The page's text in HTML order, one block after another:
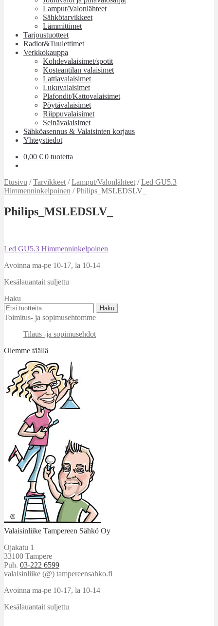
Lamput/Valonlähteet
Sähkötarvikkeet
Lämmittimet
Tarjoustuotteet
Radiot&Tuulettimet
Verkkokauppa
Kohdevalaisimet/spotit
Kosteantilan valaisimet
Lattiavalaisimet
Lukuvalaisimet
Plafondit/Kattovalaisimet
Pöytävalaisimet
Riippuvalaisimet
Seinävalaisimet
Sähköasennus & Valaisinten korjaus
Yhteystiedot
0,00 € 0 tuotetta
Etusivu /Tarvikkeet /Lamput/Valonlähteet /Led GU5.3
Himmenninkelpoinen /Philips_MSLEDSLV_
Philips_MSLEDSLV_
Artikkelien
selaus
Edellinen
Led GU5.3 Himmenninkelpoinen
Avoinna ma-pe 10-17, la 10-14
Kesälauantait suljettu
Haku
Etsi:
Haku
Toimitus- ja sopimusehtomme
Tilaus -ja sopimusehdot
Olemme täällä
Valaisinliike Tampereen Sähkö Oy
Ojakatu 1
33100 Tampere
Puh. 03-222 6599
valaisinliike (@) tampereensahko.fi
Avoinna ma-pe 10-17, la 10-14
Kesälauantait suljettu